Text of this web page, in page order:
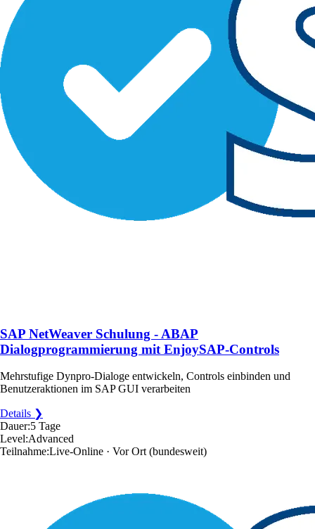
SAP NetWeaver Schulung - ABAP
Dialogprogrammierung mit EnjoySAP-Controls
Mehrstufige Dynpro-Dialoge entwickeln, Controls einbinden und
Benutzeraktionen im SAP GUI verarbeiten
Details ❯
Dauer:5 Tage
Level:Advanced
Teilnahme:Live-Online · Vor Ort (bundesweit)